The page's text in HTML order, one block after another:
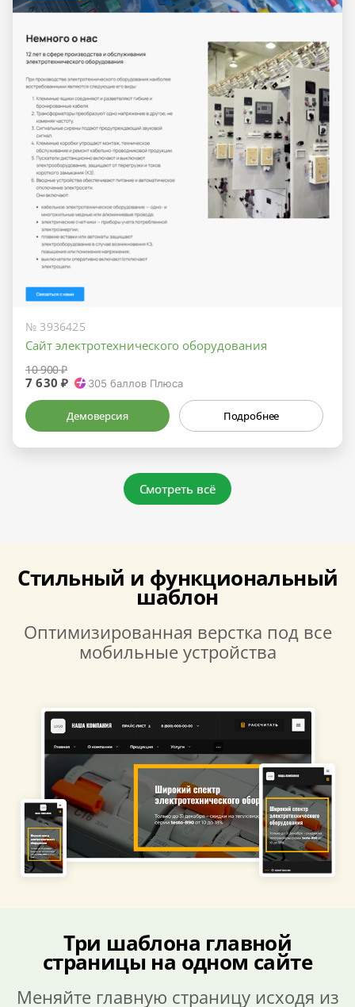
№ 3936425
Сайт электротехнического оборудования
10 900 ₽
7 630 ₽ 305 баллов Плюса
Демоверсия Подробнее
Смотреть всё
Стильный и функциональный
шаблон
Оптимизированная верстка под все
мобильные устройства
Три шаблона главной
страницы на одном сайте
Меняйте главную страницу исходя из